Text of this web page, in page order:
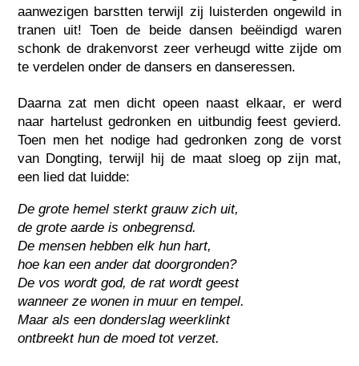
aanwezigen barstten terwijl zij luisterden ongewild in
tranen uit! Toen de beide dansen beëindigd waren
schonk de drakenvorst zeer verheugd witte zijde om
te verdelen onder de dansers en danseressen.
Daarna zat men dicht opeen naast elkaar, er werd
naar hartelust gedronken en uitbundig feest gevierd.
Toen men het nodige had gedronken zong de vorst
van Dongting, terwijl hij de maat sloeg op zijn mat,
een lied dat luidde:
De grote hemel sterkt grauw zich uit,
de grote aarde is onbegrensd.
De mensen hebben elk hun hart,
hoe kan een ander dat doorgronden?
De vos wordt god, de rat wordt geest
wanneer ze wonen in muur en tempel.
Maar als een donderslag weerklinkt
ontbreekt hun de moed tot verzet.